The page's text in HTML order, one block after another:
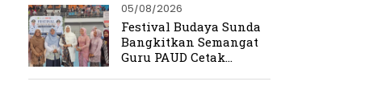
05/08/2026
Festival Budaya Sunda
Bangkitkan Semangat
Guru PAUD Cetak